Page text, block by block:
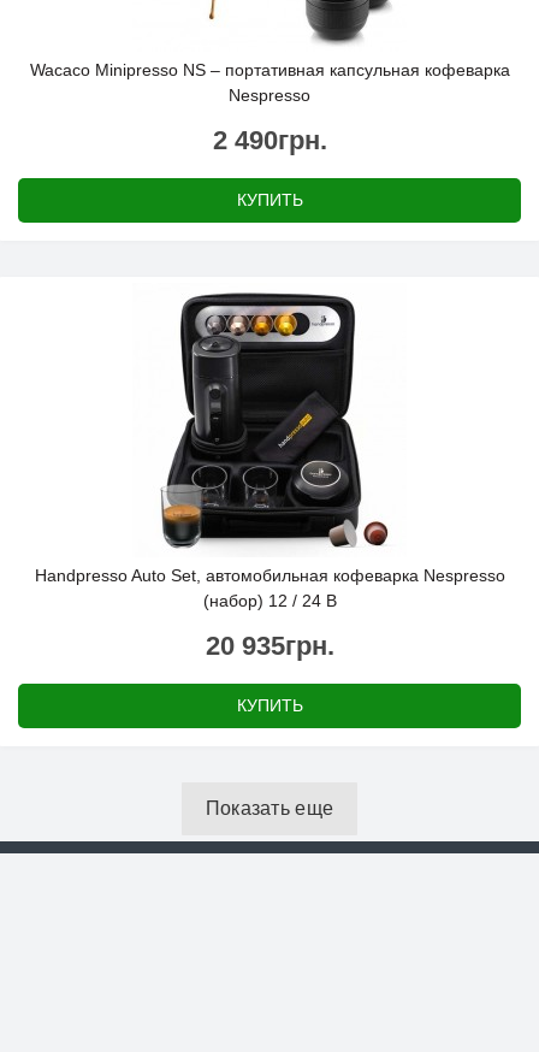
Wacaco Minipresso NS – портативная капсульная кофеварка
Nespresso
2 490грн.
КУПИТЬ
Handpresso Auto Set, автомобильная кофеварка Nespresso
(набор) 12 / 24 В
20 935грн.
КУПИТЬ
Показать еще